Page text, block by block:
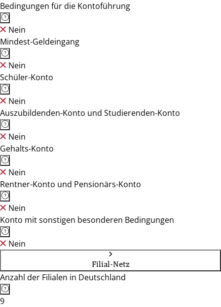
Bedingungen für die Kontoführung
Nein
Mindest-Geldeingang
Nein
Schüler-Konto
Nein
Auszubildenden-Konto und Studierenden-Konto
Nein
Gehalts-Konto
Nein
Rentner-Konto und Pensionärs-Konto
Nein
Konto mit sonstigen besonderen Bedingungen
Nein
Filial-Netz
Anzahl der Filialen in Deutschland
9